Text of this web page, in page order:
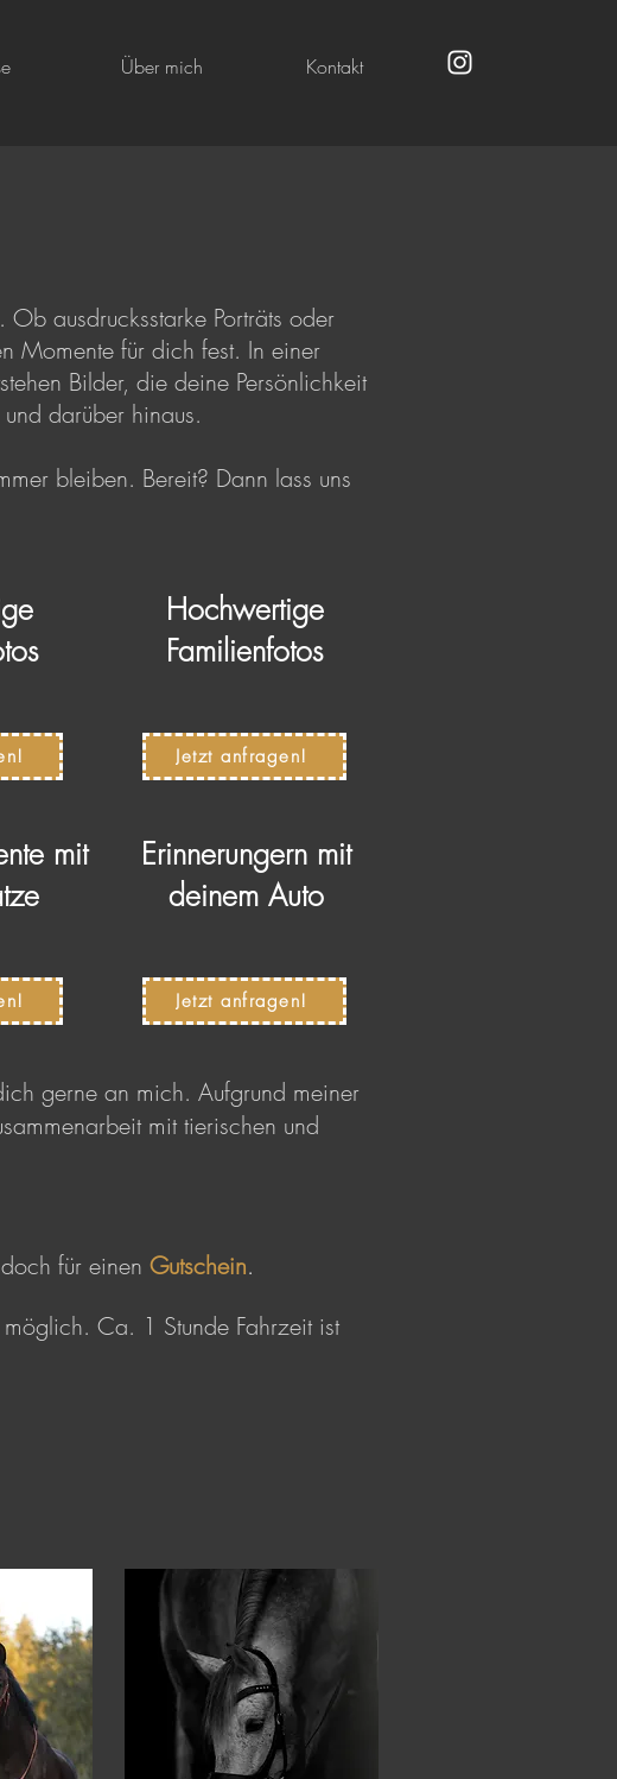
Über mich Kontakt
ausdrucksstarke Porträts oder
Momente für dich fest. In einer
Bilder, die deine Persönlichkeit
darüber hinaus.
bleiben. Bereit? Dann lass uns
Jetzt anfragen!
Hochwertige
Familienfotos
mit
Jetzt anfragen!
Erinnerungern mit
deinem Auto
gerne an mich. Aufgrund meiner
mit tierischen und
für einen Gutschein.
Ca. 1 Stunde Fahrzeit ist